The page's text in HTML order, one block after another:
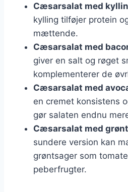
Cæsarsalat med
kylling tilføjer protein
mættende.
Cæsarsalat med
giver en salt og røget
komplementerer de
Cæsarsalat med
en cremet konsistens
gør salaten endnu
Cæsarsalat med
sundere version kan
grøntsager som
peberfrugter.